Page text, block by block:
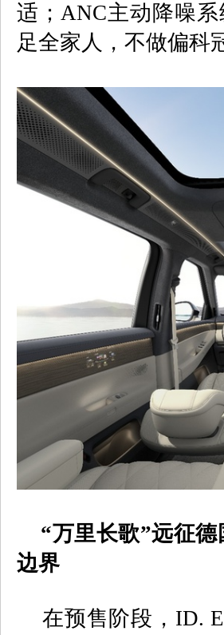
适； ANC主动降噪
足全家人，不做偏科
“万里长歌”远征德
边界
在预售阶段， ID.